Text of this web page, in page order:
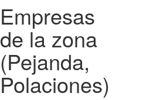
Empresas
de la zona
(Pejanda,
Polaciones)